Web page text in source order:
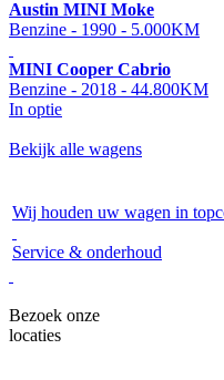
Austin MINI Moke
Benzine - 1990 - 5.000KM
MINI Cooper Cabrio
Benzine - 2018 - 44.800KM
In optie
Bekijk alle wagens
Wij houden uw wagen in
Service & onderhoud
Bezoek onze
locaties